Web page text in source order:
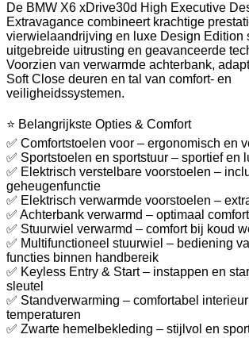
De BMW X6 xDrive30d High Executive
Extravagance combineert krachtige
vierwielaandrijving en luxe Design Edition
uitgebreide uitrusting en geavanceerde
Voorzien van verwarmde achterbank,
Soft Close deuren en tal van comfort- en
veiligheidssystemen.
⭐ Belangrijkste Opties & Comfort
✅ Comfortstoelen voor – ergonomisch en
✅ Sportstoelen en sportstuur – sportief en
✅ Elektrisch verstelbare voorstoelen –
geheugenfunctie
✅ Elektrisch verwarmde voorstoelen –
✅ Achterbank verwarmd – optimaal
✅ Stuurwiel verwarmd – comfort bij koud
✅ Multifunctioneel stuurwiel – bediening
functies binnen handbereik
✅ Keyless Entry & Start – instappen en
sleutel
✅ Standverwarming – comfortabel
temperaturen
✅ Zwarte hemelbekleding – stijlvol en